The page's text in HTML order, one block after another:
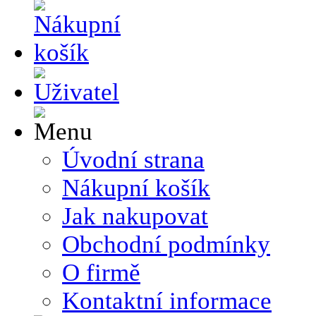
Úvodní strana
Nákupní košík
Jak nakupovat
Obchodní podmínky
O firmě
Kontaktní informace